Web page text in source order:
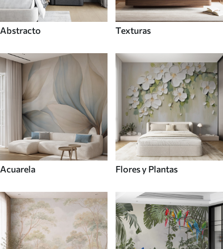
Abstracto Texturas
Acuarela Flores y Plantas